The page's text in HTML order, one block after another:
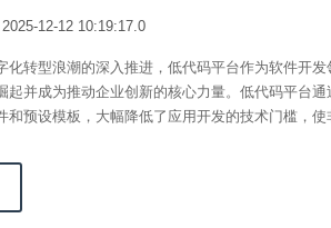
2025-12-12 10:19:17.0
化转型浪潮的深入推进，低代码平台作为软件开发
起并成为推动企业创新的核心力量。低代码平台通
和预设模板，大幅降低了应用开发的技术门槛，